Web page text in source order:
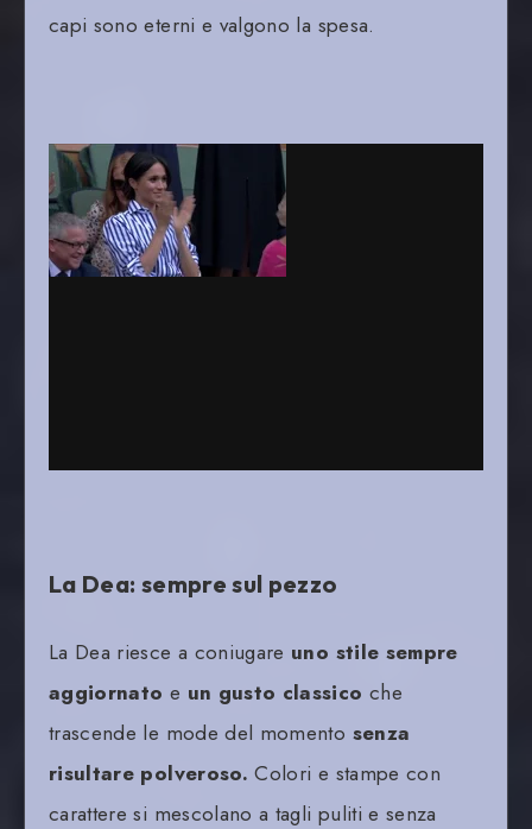
capi sono eterni e valgono la spesa.
La Dea: sempre sul pezzo
La Dea riesce a coniugare uno stile sempre
aggiornato e un gusto classico che
trascende le mode del momento senza
risultare polveroso. Colori e stampe con
carattere si mescolano a tagli puliti e senza